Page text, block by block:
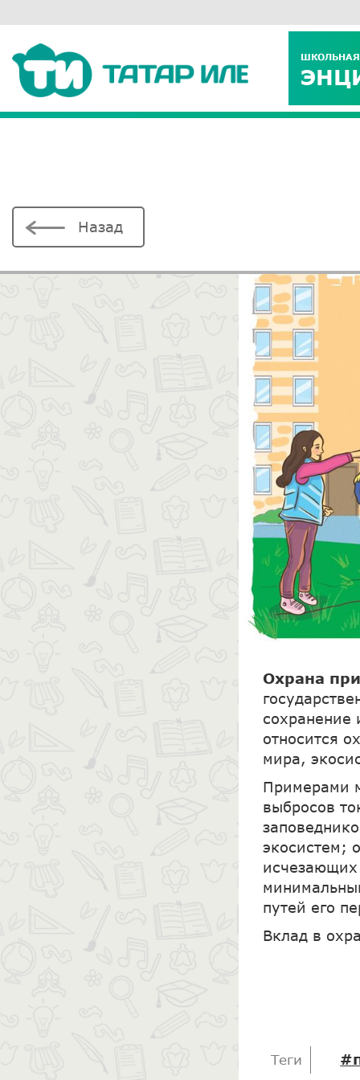
Назад
Охрана
сохранение
относится
мира,
Примерами
выбросов
экосистем;
путей его
Вклад в
Теги